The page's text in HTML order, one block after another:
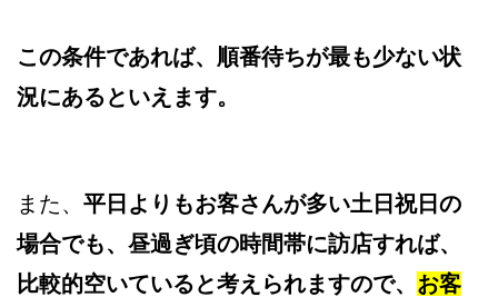
この条件であれば、順番待ちが最も少ない状
況にあるといえます。
また、 平日よりもお客さんが多い土日祝日の
場合でも、昼過ぎ頃の時間帯に訪店すれば、
比較的空いていると考えられますので、 お客